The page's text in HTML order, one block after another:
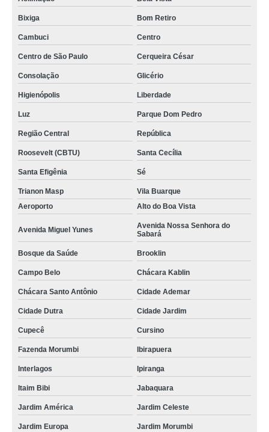
Bixiga Bom Retiro
Cambuci Centro
Centro de São Paulo Cerqueira César
Consolação Glicério
Higienópolis Liberdade
Luz Parque Dom Pedro
Região Central República
Roosevelt (CBTU) Santa Cecília
Santa Efigênia Sé
Trianon Masp
Vila Buarque
Aeroporto
Alto do Boa Vista
Avenida Miguel Yunes
Avenida Nossa Senhora do
Sabará
Bosque da Saúde Brooklin
Campo Belo Chácara Kablin
Chácara Santo Antônio Cidade Ademar
Cidade Dutra Cidade Jardim
Cupecê Cursino
Fazenda Morumbi Ibirapuera
Interlagos Ipiranga
Itaim Bibi Jabaquara
Jardim América Jardim Celeste
Jardim Europa Jardim Morumbi